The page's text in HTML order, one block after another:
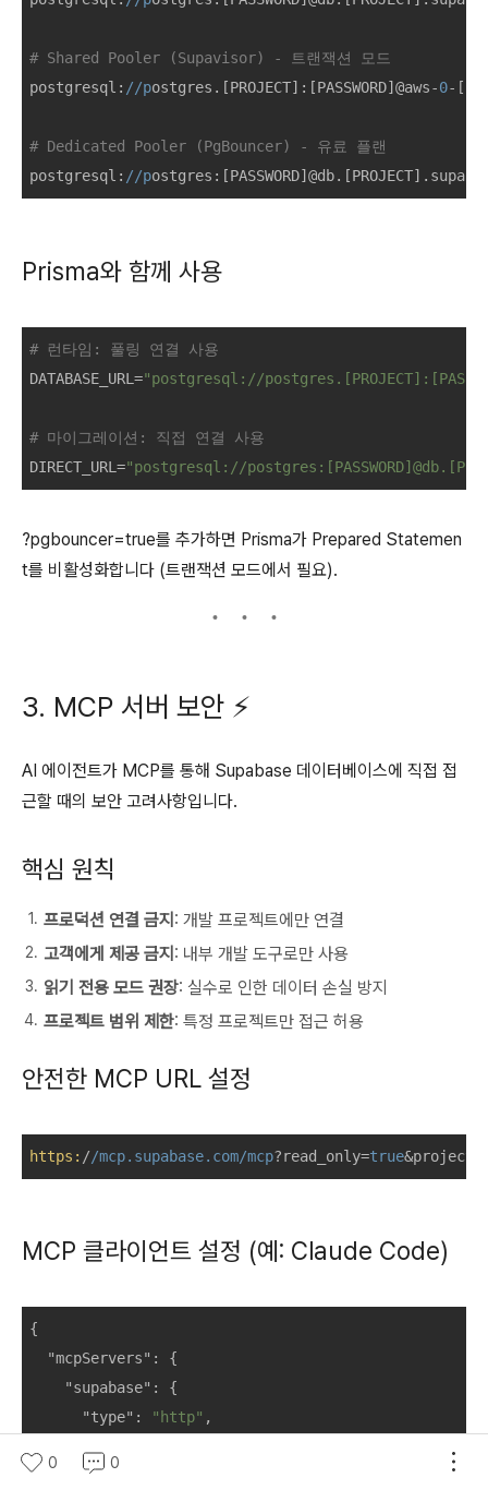
# Shared Pooler (Supavisor) - 트랜잭션 모드
postgresql: //postgres.[PROJECT]:[PASSWORD]@aws-0-
# Dedicated Pooler (PgBouncer) - 유료 플랜
postgresql: //p
Prisma와 함께 사용
# 런타임: 풀링 연결 사용
DATABASE_URL ="postgresql://
# 마이그레이션: 직접 연결 사용
DIRECT_URL ="postgresql://
?pgbouncer=true를 추가하면 Prisma가 Prepared Statemen
t를 비활성화합니다 (트랜잭션 모드에서 필요).
3. MCP 서버 보안 ⚡
AI 에이전트가 MCP를 통해 Supabase 데이터베이스에 직접 접
근할 때의 보안 고려사항입니다.
핵심 원칙
프로덕션 연결 금지 : 개발 프로젝트에만 연결
고객에게 제공 금지 : 내부 개발 도구로만 사용
읽기 전용 모드 권장: 실수로 인한 데이터 손실 방지
프로젝트 범위 제한: 특정 프로젝트만 접근 허용
안전한 MCP URL 설정
https: //mcp.supabase.com/mcp?read_only=true
MCP 클라이언트 설정 (예: Claude Code)
{
"mcpServers" : {
"supabase" : {
"type" : "http" ,
    }
0 0